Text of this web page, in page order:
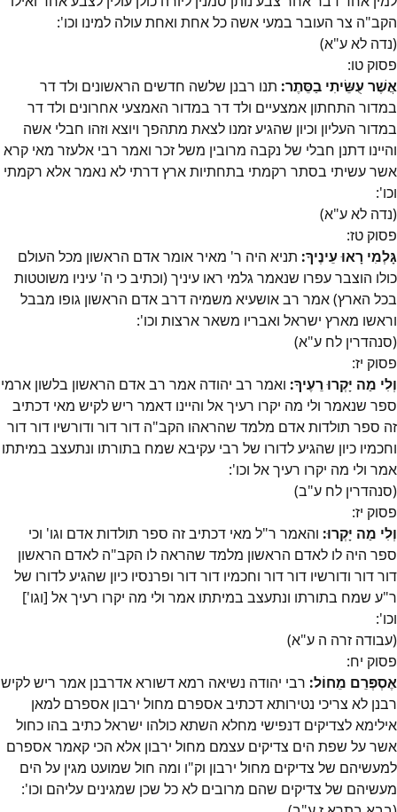
הקב"ה צר העובר במעי אשה כל אחת ואחת עולה למינו וכו':
(נדה לא ע"א)
פסוק טו:
אֲשֶׁר עֻשֵּׂיתִי בַסֵּתֶר: תנו רבנן שלשה חדשים הראשונים ולד דר
במדור התחתון אמצעיים ולד דר במדור האמצעי אחרונים ולד דר
במדור העליון וכיון שהגיע זמנו לצאת מתהפך ויוצא וזהו חבלי אשה
והיינו דתנן חבלי של נקבה מרובין משל זכר ואמר רבי אלעזר מאי קרא
אשר עשיתי בסתר רקמתי בתחתיות ארץ דרתי לא נאמר אלא רקמתי
וכו':
(נדה לא ע"א)
פסוק טז:
גָּלְמִי רָאוּ עֵינֶיךָ: תניא היה ר' מאיר אומר אדם הראשון מכל העולם
כולו הוצבר עפרו שנאמר גלמי ראו עיניך (וכתיב כי ה' עיניו משוטטות
בכל הארץ) אמר רב אושעיא משמיה דרב אדם הראשון גופו מבבל
וראשו מארץ ישראל ואבריו משאר ארצות וכו':
(סנהדרין לח ע"א)
פסוק יז:
וְלִי מַה יָּקְרוּ רֵעֶיךָ: ואמר רב יהודה אמר רב אדם הראשון בלשון ארמי
ספר שנאמר ולי מה יקרו רעיך אל והיינו דאמר ריש לקיש מאי דכתיב
זה ספר תולדות אדם מלמד שהראהו הקב"ה דור דור ודורשיו דור דור
וחכמיו כיון שהגיע לדורו של רבי עקיבא שמח בתורתו ונתעצב במיתתו
אמר ולי מה יקרו רעיך אל וכו':
(סנהדרין לח ע"ב)
פסוק יז:
וְלִי מַה יָּקְרוּ: והאמר ר"ל מאי דכתיב זה ספר תולדות אדם וגו' וכי
ספר היה לו לאדם הראשון מלמד שהראה לו הקב"ה לאדם הראשון
דור דור ודורשיו דור דור וחכמיו דור דור ופרנסיו כיון שהגיע לדורו של
ר"ע שמח בתורתו ונתעצב במיתתו אמר ולי מה יקרו רעיך אל [וגו']
וכו':
(עבודה זרה ה ע"א)
פסוק יח:
אֶסְפְּרֵם מֵחוֹל: רבי יהודה נשיאה רמא דשורא אדרבנן אמר ריש לקיש
רבנן לא צריכי נטירותא דכתיב אספרם מחול ירבון אספרם למאן
אילימא לצדיקים דנפישי מחלא השתא כולהו ישראל כתיב בהו כחול
אשר על שפת הים צדיקים עצמם מחול ירבון אלא הכי קאמר אספרם
למעשיהם של צדיקים מחול ירבון וק"ו ומה חול שמועט מגין על הים
מעשיהם של צדיקים שהם מרובים לא כל שכן שמגינים עליהם וכו':